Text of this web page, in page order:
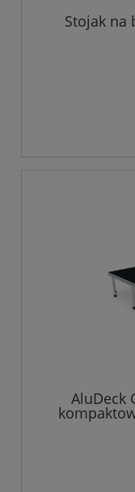
Stojak na
AluDeck
nogami